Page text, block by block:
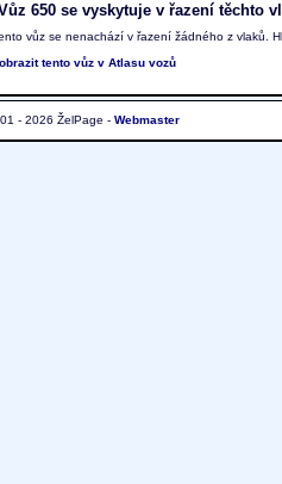
650 se vyskytuje v řazení těchto
vůz se nenachází v řazení žádného z vlaků.
tento vůz v Atlasu vozů
- 2026 ŽelPage - Webmaster